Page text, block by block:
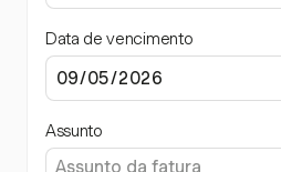
Data de vencimento
Assunto